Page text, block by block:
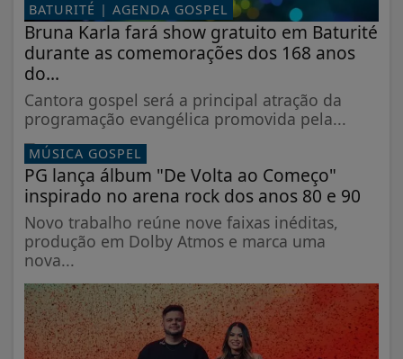
BATURITÉ | AGENDA GOSPEL
Bruna Karla fará show gratuito em Baturité
durante as comemorações dos 168 anos
do...
Cantora gospel será a principal atração da
programação evangélica promovida pela...
MÚSICA GOSPEL
PG lança álbum "De Volta ao Começo"
inspirado no arena rock dos anos 80 e 90
Novo trabalho reúne nove faixas inéditas,
produção em Dolby Atmos e marca uma
nova...